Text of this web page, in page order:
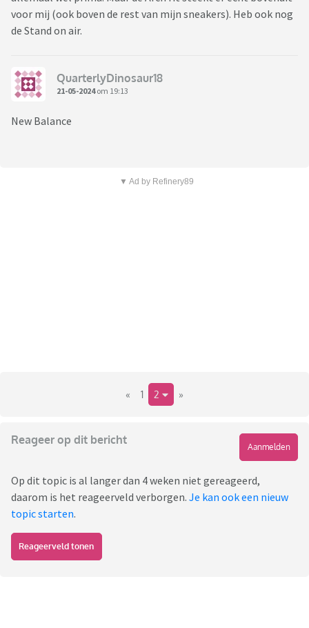
voor mij (ook boven de rest van mijn sneakers). Heb ook nog
de Stand on air.
QuarterlyDinosaur18
21-05-2024om 19:13
New Balance
▼ Ad by Refinery89
« 1 2 »
Reageer op dit bericht
Aanmelden
Op dit topic is al langer dan 4 weken niet gereageerd,
daarom is het reageerveld verborgen. Je kan ook een nieuw
topic starten.
Reageerveld tonen